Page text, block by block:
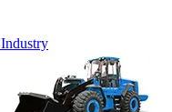
Industry